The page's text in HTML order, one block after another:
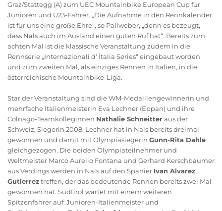
Graz/Stattegg (A) zum UEC Mountainbike European Cup für
Junioren und U23-Fahrer. „Die Aufnahme in den Rennkalender
ist für uns eine große Ehre“, so Pallweber, „denn es bezeugt,
dass Nals auch im Ausland einen guten Ruf hat“. Bereits zum
achten Mal ist die klassische Veranstaltung zudem in die
Rennserie „Internazionali d‘ Ìtalia Series“ eingebaut worden
und zum zweiten Mal, als einziges Rennen in Italien, in die
österreichische Mountainbike-Liga.
Star der Veranstaltung sind die WM-Medaillengewinnerin und
mehrfache Italienmeisterin Eva Lechner (Eppan) und ihre
Colnago-Teamkolleginnen Nathalie Schneitteraus der
Schweiz, Siegerin 2008. Lechner hat in Nals bereits dreimal
gewonnen und damit mit Olympiasiegerin Gunn-Rita Dahle
gleichgezogen. Die beiden Olympiateilnehmer und
Weltmeister Marco Aurelio Fontana und Gerhard Kerschbaumer
aus Verdings werden in Nals auf den Spanier Ivan Alvarez
Gutierreztreffen, der das bedeutende Rennen bereits zwei Mal
gewonnen hat. Südtirol wartet mit einem weiteren
Spitzenfahrer auf: Junioren-Italienmeister und